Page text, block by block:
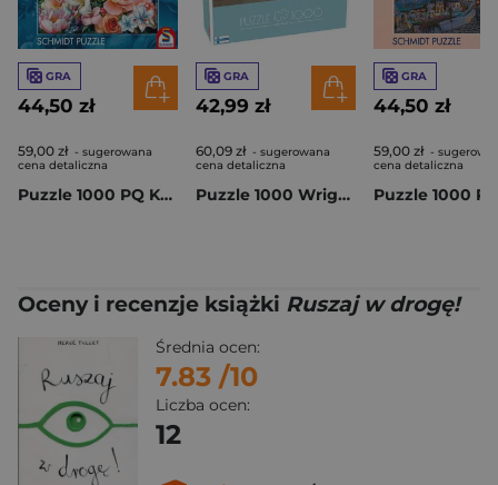
GRA
44,50 zł
59,00 zł - sugerowana
cena detaliczna
Puzzle 1000 PQ Kolibry i Kwiaty 114008
GRA
42,99 zł
60,09 zł - sugerowana
cena detaliczna
Puzzle 1000 Wright Annankatu on a Cold Winter Morning 58690
GRA
44,50 zł
59,00 zł -
cena detaliczna
Oceny i recenzje książki Ruszaj w drogę!
Średnia ocen:
7.83 /10
Liczba ocen:
12